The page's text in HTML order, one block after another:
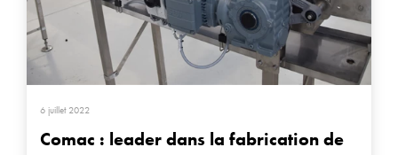
6 juillet 2022
Comac : leader dans la fabrication de